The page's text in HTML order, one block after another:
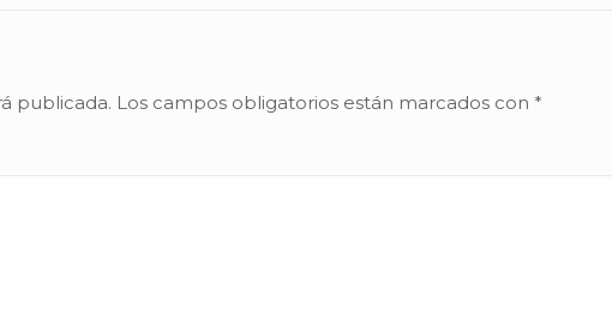
publicada. Los campos obligatorios están marcados con *